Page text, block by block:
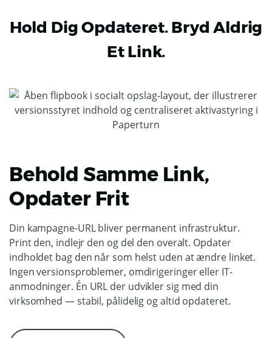
Hold Dig Opdateret. Bryd Aldrig
Et Link.
Behold Samme Link,
Opdater Frit
Din kampagne-URL bliver permanent infrastruktur.
Print den, indlejr den og del den overalt. Opdater
indholdet bag den når som helst uden at ændre linket.
Ingen versionsproblemer, omdirigeringer eller IT-
anmodninger. Én URL der udvikler sig med din
virksomhed — stabil, pålidelig og altid opdateret.